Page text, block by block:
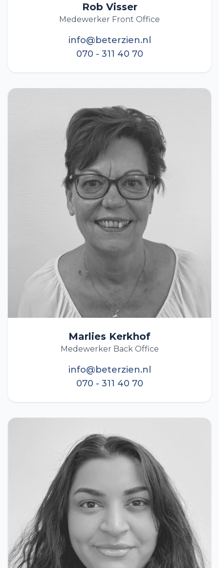
Rob Visser
Medewerker Front Office
info@beterzien.nl
070 - 311 40 70
Marlies Kerkhof
Medewerker Back Office
info@beterzien.nl
070 - 311 40 70